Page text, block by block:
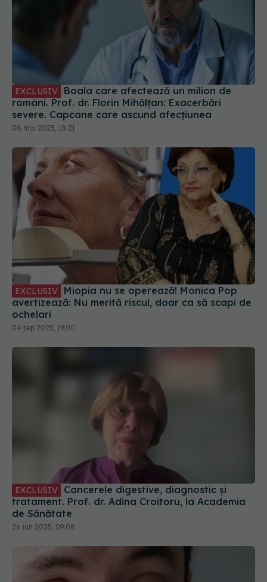
EXCLUSIV
români. Prof. dr. Florin Mihălțan: Exacerbări
severe. Capcane care ascund afecțiunea
08 mai 2025, 18:21
EXCLUSIV
avertizează: Nu merită riscul, doar ca să scapi de
ochelari
04 sep 2025, 19:00
EXCLUSIV
tratament. Prof. dr. Adina Croitoru, la Academia
de Sănătate
26 iun 2025, 09:08